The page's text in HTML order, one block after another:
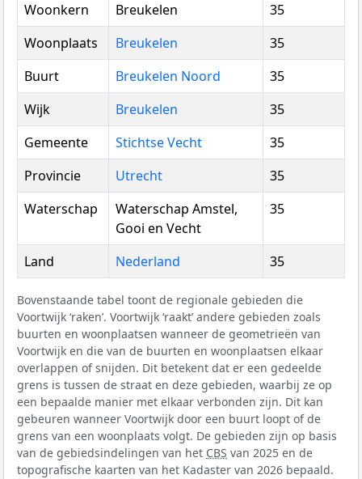
Woonkern Breukelen
35
Woonplaats
Breukelen
35
Buurt
Breukelen Noord
35
Wijk
Breukelen
35
Gemeente
Stichtse Vecht
35
Provincie
Utrecht
35
Waterschap
Waterschap Amstel,
Gooi en Vecht
35
Land Nederland 35
Bovenstaande tabel toont de regionale gebieden die
Voortwijk ‘raken’. Voortwijk ‘raakt’ andere gebieden zoals
buurten en woonplaatsen wanneer de geometrieën van
Voortwijk en die van de buurten en woonplaatsen elkaar
overlappen of snijden. Dit betekent dat er een gedeelde
grens is tussen de straat en deze gebieden, waarbij ze op
een bepaalde manier met elkaar verbonden zijn. Dit kan
gebeuren wanneer Voortwijk door een buurt loopt of de
grens van een woonplaats volgt. De gebieden zijn op basis
van de gebiedsindelingen van het CBS van 2025 en de
topografische kaarten van het Kadaster van 2026 bepaald.